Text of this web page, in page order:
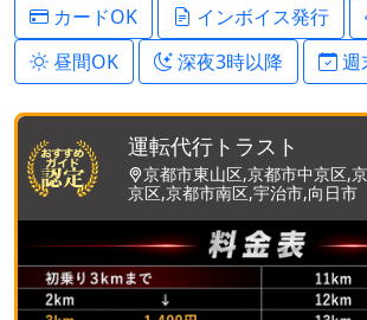
カードOK インボイス発行
昼間OK
深夜3時以降 週
運転代行トラスト
京都市東山区,京都市中京区,
京区,京都市南区,宇治市,向日市